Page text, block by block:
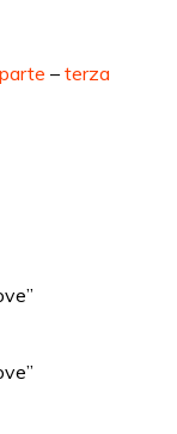
–terza